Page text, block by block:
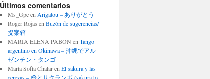
Últimos comentarios
Ms_Gpeen Arigatou – ありがとう
Roger Rojas en Buzón de sugerencias/
提案箱
MARIA ELENA PABON en Tango
argentino en Okinawa – 沖縄でアル
ゼンチン・タンゴ
María Sofía Chalaren El sakura y las
cerezas – 桜とサクランボ (sakura to